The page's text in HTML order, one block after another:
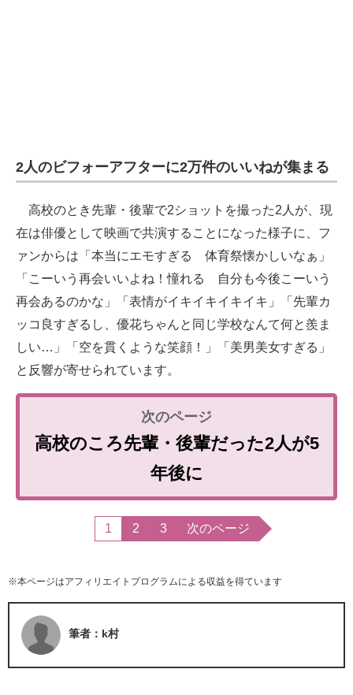
2人のビフォーアフターに2万件のいいねが集まる
高校のとき先輩・後輩で2ショットを撮った2人が、現
在は俳優として映画で共演することになった様子に、フ
ァンからは「本当にエモすぎる 体育祭懐かしいなぁ」
「こーいう再会いいよね！憧れる 自分も今後こーいう
再会あるのかな」「表情がイキイキイキイキ」「先輩カ
ッコ良すぎるし、優花ちゃんと同じ学校なんて何と羨ま
しい…」「空を貫くような笑顔！」「美男美女すぎる」
と反響が寄せられています。
高校のころ先輩・後輩だった2人が5
年後に
1 2 3 次のページ
※本ページはアフィリエイトプログラムによる収益を得ています
筆者：k村